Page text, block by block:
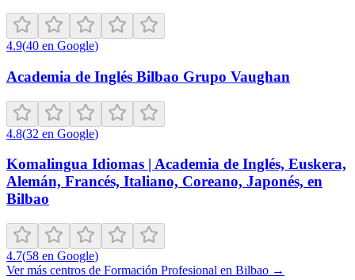
4.9(40 en Google)
Academia de Inglés Bilbao Grupo Vaughan
4.8(32 en Google)
Komalingua Idiomas | Academia de Inglés, Euskera,
Alemán, Francés, Italiano, Coreano, Japonés, en
Bilbao
4.7(58 en Google)
Ver más centros de Formación Profesional en Bilbao →